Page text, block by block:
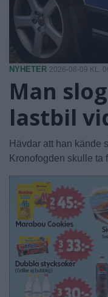
NYHETER 2026-08-09 KL.
Man
lastbil
Hävdar att han kände
Kronofogden skulle ta